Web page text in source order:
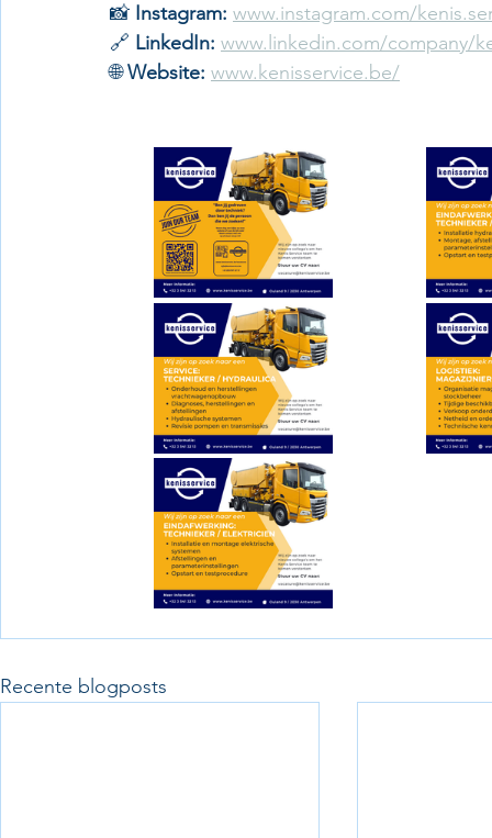
📸 Instagram: www.instagram.com/
🔗 LinkedIn: www.linkedin.com/company/
🌐 Website: www.kenisservice.be/
Recente blogposts